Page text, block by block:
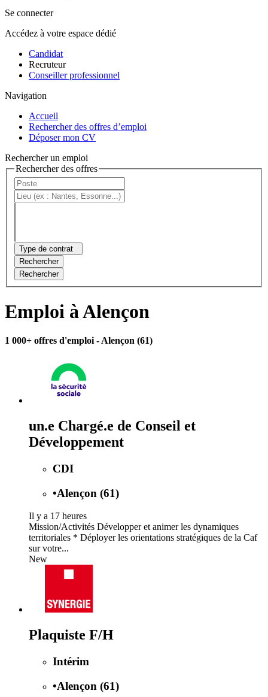
Se connecter
Accédez à votre espace dédié
Candidat
Recruteur
Conseiller professionnel
Navigation
Accueil
Rechercher des offres d’emploi
Déposer mon CV
Rechercher un emploi
Rechercher des offres
Type de contrat
Rechercher
Rechercher
Emploi à Alençon
1 000+ offres d'emploi - Alençon (61)
un.e Chargé.e de Conseil et
Développement
CDI
•Alençon (61)
Il y a 17 heures
Mission/Activités Développer et animer les dynamiques
territoriales * Déployer les orientations stratégiques de la Caf
sur votre...
New
Plaquiste F/H
Intérim
•Alençon (61)